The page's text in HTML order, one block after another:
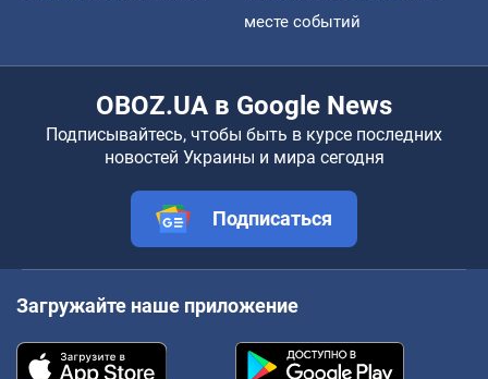
месте событий
OBOZ.UA в Google News
Подписывайтесь, чтобы быть в курсе последних
новостей Украины и мира сегодня
Подписаться
Загружайте наше приложение